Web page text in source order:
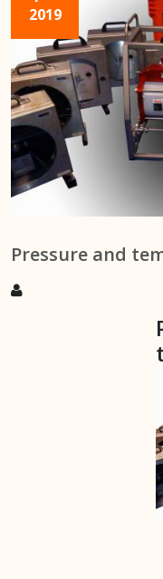
2019
Pressure and